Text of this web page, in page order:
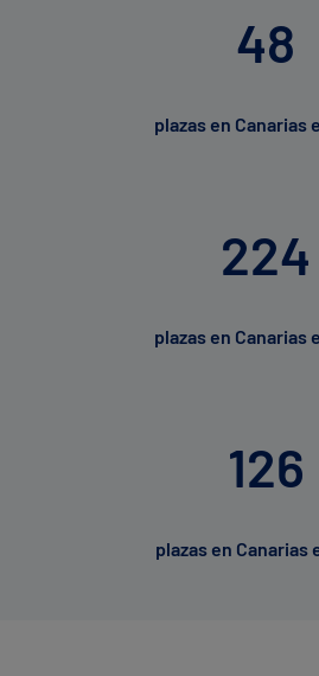
48
plazas en Canarias
224
plazas en Canarias
126
plazas en Canarias